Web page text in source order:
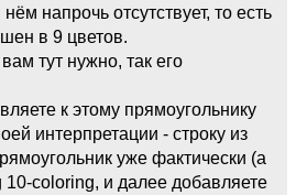
напрочь отсутствует, то есть
в 9 цветов.
тут нужно, так его
к этому прямоугольнику
интерпретации - строку из
уже фактически (а
coloring, и далее добавляете